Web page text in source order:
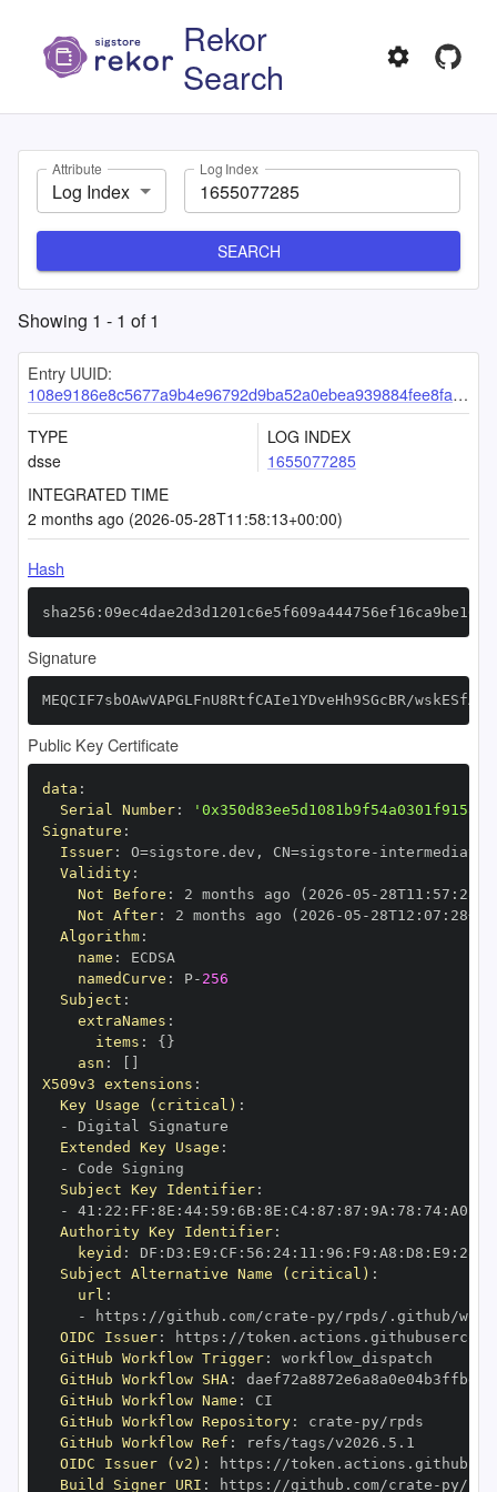
Rekor
Search
Attribute
Log Index
Log Index
SEARCH
Showing 1 - 1 of1
Entry UUID:
108e9186e8c5677a9b4e96792d9ba52a0ebea939884fee8faf0eb350bcb25e52a29fee32bcf1ea23
TYPE
dsse
LOG INDEX
1655077285
INTEGRATED TIME
2 months ago (2026-05-28T11:58:13+00:00)
Hash
Signature
MEQCIF7sbOAwVAPGLFnU8RtfCAIe1YDveHh9SGcBR/
Public Key Certificate
data :
Serial Number:
Signature :
Issuer: O=sigstore.dev , CN=sigstore -
Validity:
Not Before : 2 months ago (2026 -05 - 28T11 : 57 :
Not After: 2 months ago (2026 -05 - 28T12 : 07 : 28+00
Algorithm:
name :
namedCurve : P- 256
Subject :
extraNames :
items : { }
asn :
X509v3 extensions :
Key Usage (critical) :
-
Extended Key Usage :
-
Subject Key Identifier:
-
41 : 22 : FF : 8E : 44: 59 : 6B: 8E : C4: 87 : 87 : 9A : 78 : 74: A0
Authority Key Identifier:
keyid : DF : D3 : E9 : CF : 56 : 24: 11 : 96 : F9 : A8 : D8 : E9 : 28
Subject Alternative Name (critical) :
url :
-
https : //github.com/crate -
OIDC Issuer: https :
GitHub Workflow Trigger:
GitHub Workflow SHA:
GitHub Workflow Name :
GitHub Workflow Repository: crate -
GitHub Workflow Ref :
OIDC Issuer (v2) : https :
Build Signer URI : https : //github.com/crate -